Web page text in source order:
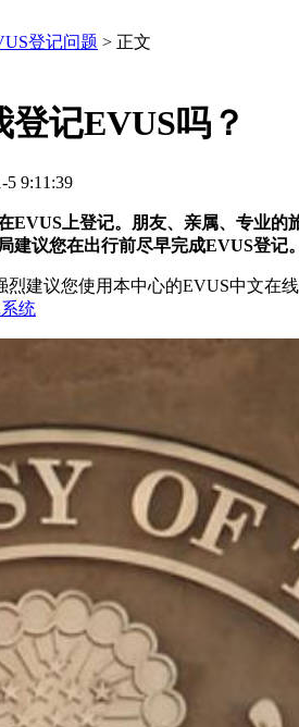
登记问题 > 正文
记EVUS吗？
5 9:11:39
EVUS上登记。朋友、亲属、专业
建议您在出行前尽早完成EVUS登记。
建议您使用本中心的EVUS中文在
统